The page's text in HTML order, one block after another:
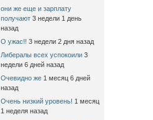
они же еще и зарплату
получают 3 недели 1 день
назад
О ужас!! 3 недели 2 дня назад
Либералы всех успокоили 3
недели 6 дней назад
Очевидно же 1 месяц 6 дней
назад
Очень низкий уровень! 1 месяц
1 неделя назад